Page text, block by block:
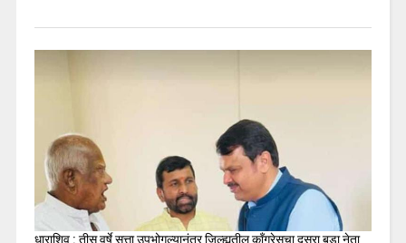
धाराशिव : तीस वर्षे सत्ता उपभोगल्यानंतर जिल्ह्यतील कॉंग्रेसचा दुसरा बडा नेता